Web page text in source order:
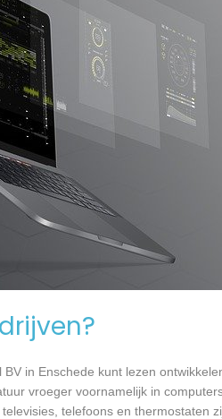
in Enschede kunt lezen
vroeger voornamelijk in
telefoons en thermostaten